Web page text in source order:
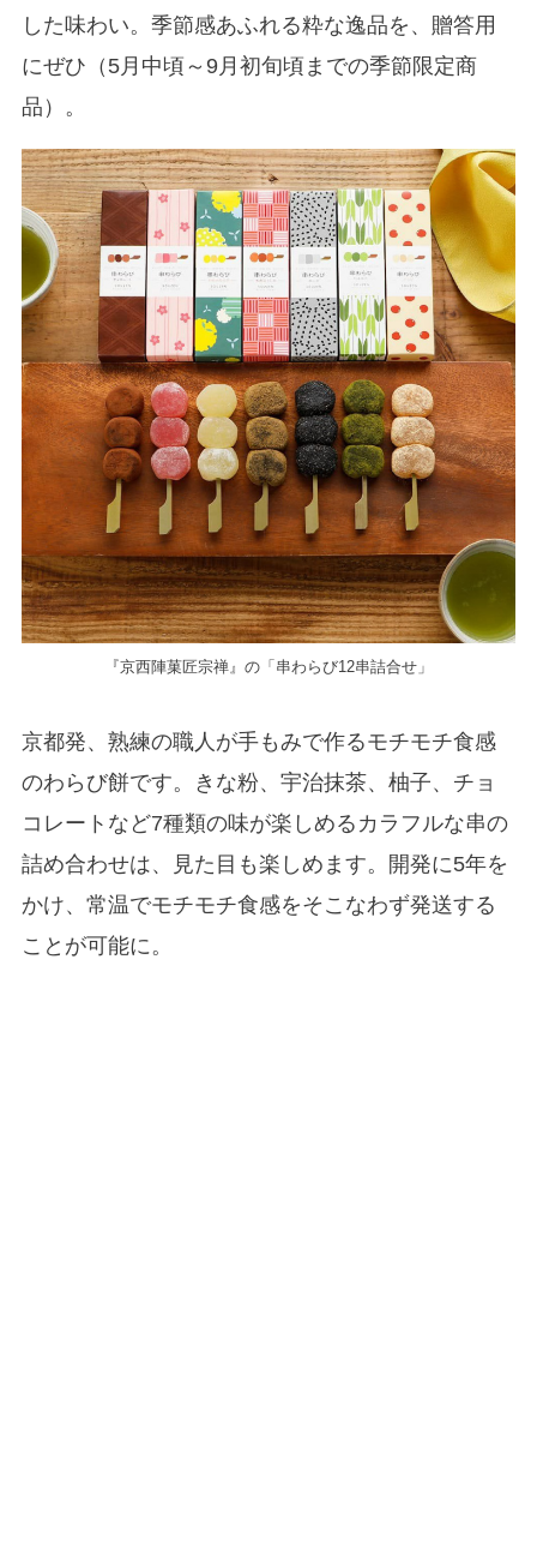
した味わい。季節感あふれる粋な逸品を、贈答用
にぜひ（5月中頃～9月初旬頃までの季節限定商
品）。
『京西陣菓匠宗禅』の「串わらび12串詰合せ」
京都発、熟練の職人が手もみで作るモチモチ食感
のわらび餅です。きな粉、宇治抹茶、柚子、チョ
コレートなど7種類の味が楽しめるカラフルな串の
詰め合わせは、見た目も楽しめます。開発に5年を
かけ、常温でモチモチ食感をそこなわず発送する
ことが可能に。